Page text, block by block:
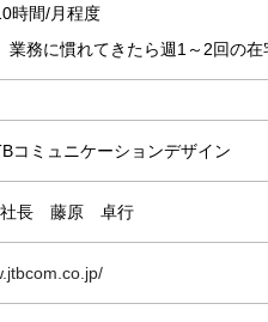
時間/月程度
務に慣れてきたら週1～2回の
コミュニケーションデザイン
社長 藤原 卓行